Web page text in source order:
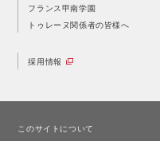
フランス甲南学園
トゥレーヌ関係者の皆様へ
採用情報
このサイトについて